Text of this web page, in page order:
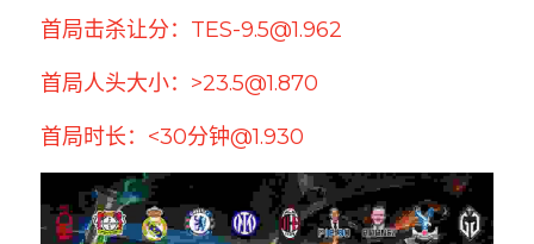
首局击杀让分：TES-9.5@1.962
首局人头大小：>23.5@1.870
首局时长：<30分钟@1.930